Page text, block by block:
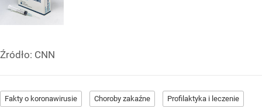
Źródło: CNN
Fakty o koronawirusie Choroby zakaźne Profilaktyka i leczenie